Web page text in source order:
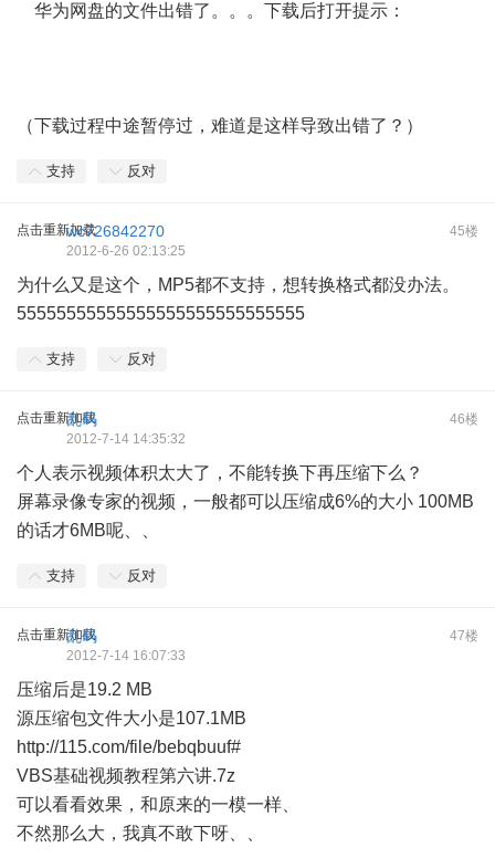
华为网盘的文件出错了。。。下载后打开提示：
（下载过程中途暂停过，难道是这样导致出错了？）
支持 反对
点击重新加载 45楼
wc726842270
2012-6-26 02:13:25
为什么又是这个，MP5都不支持，想转换格式都没办法。
55555555555555555555555555555
支持 反对
点击重新加载 46楼
乱码
2012-7-14 14:35:32
个人表示视频体积太大了，不能转换下再压缩下么？
屏幕录像专家的视频，一般都可以压缩成6%的大小 100MB
的话才6MB呢、、
支持 反对
点击重新加载 47楼
乱码
2012-7-14 16:07:33
压缩后是19.2 MB
源压缩包文件大小是107.1MB
http://115.com/file/bebqbuuf#
VBS基础视频教程第六讲.7z
可以看看效果，和原来的一模一样、
不然那么大，我真不敢下呀、、